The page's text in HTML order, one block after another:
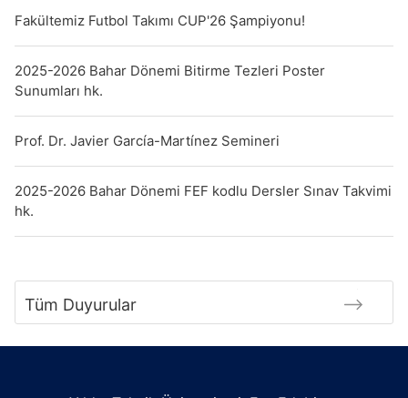
Fakültemiz Futbol Takımı CUP'26 Şampiyonu!
2025-2026 Bahar Dönemi Bitirme Tezleri Poster
Sunumları hk.
Prof. Dr. Javier García-Martínez Semineri
2025-2026 Bahar Dönemi FEF kodlu Dersler Sınav Takvimi
hk.
Tüm Duyurular